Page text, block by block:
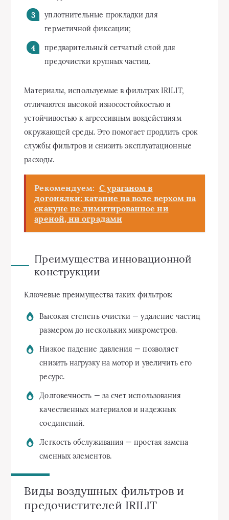
уплотнительные прокладки для
герметичной фиксации;
предварительный сетчатый слой для
предочистки крупных частиц.
Материалы, используемые в фильтрах IRILIT,
отличаются высокой износостойкостью и
устойчивостью к агрессивным воздействиям
окружающей среды. Это помогает продлить срок
службы фильтров и снизить эксплуатационные
расходы.
Рекомендуем: С ураганом в
догонялки: катание на воле верхом на
скакуне не лимитированное ни
ареной, ни оградами
Преимущества инновационной
конструкции
Ключевые преимущества таких фильтров:
Высокая степень очистки — удаление частиц
размером до нескольких микрометров.
Низкое падение давления — позволяет
снизить нагрузку на мотор и увеличить его
ресурс.
Долговечность — за счет использования
качественных материалов и надежных
соединений.
Легкость обслуживания — простая замена
сменных элементов.
Виды воздушных фильтров и
предочистителей IRILIT